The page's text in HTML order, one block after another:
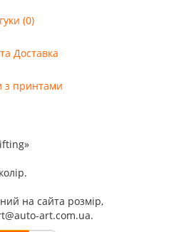
(0)
Доставка
з принтами
на сайта розмір,
art.com.ua.